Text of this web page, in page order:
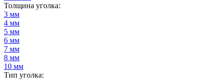
Толщина уголка:
3 мм
4 мм
5 мм
6 мм
7 мм
8 мм
10 мм
Тип уголка: